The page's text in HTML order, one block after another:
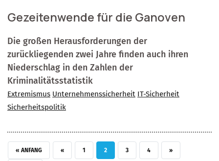
Gezeitenwende für die Ganoven
Die großen Herausforderungen der
zurückliegenden zwei Jahre finden auch ihren
Niederschlag in den Zahlen der
Kriminalitätsstatistik
Extremismus Unternehmenssicherheit IT-Sicherheit
Sicherheitspolitik
ERSTE SEITE
« ANFANG VORHERIGE SEITE
‹‹ SEITE
1 AKTUELLE SEITE
2 SEITE
3 SEITE
4 NÄCHSTE SEITE
››